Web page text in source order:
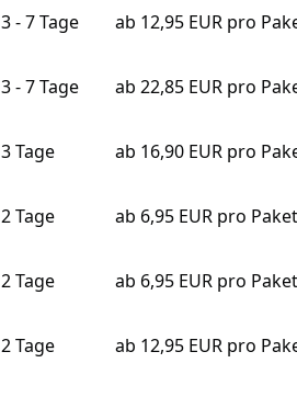
3 - 7 Tage ab 12,95 EUR pro
3 - 7 Tage ab 22,85 EUR pro
3 Tage ab 16,90 EUR pro
2 Tage ab 6,95 EUR pro Paket
2 Tage ab 6,95 EUR pro Paket
2 Tage ab 12,95 EUR pro